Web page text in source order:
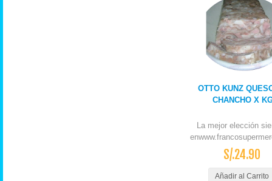
OTTO KUNZ
CHANCHO X
La mejor elección
S/.24.90
Añadir al Carrito